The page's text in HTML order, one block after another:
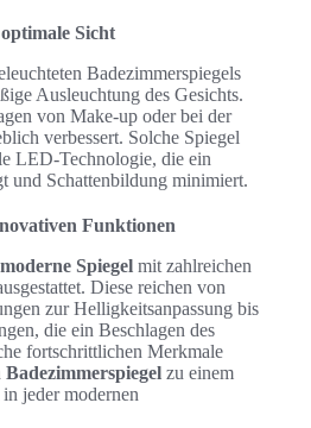
Sicht
Badezimmerspiegels
Ausleuchtung des Gesichts.
von Make-up oder bei der
verbessert. Solche Spiegel
LED-Technologie, die ein
und Schattenbildung minimiert.
Funktionen
moderne Spiegel mit zahlreichen
Diese reichen von
zur Helligkeitsanpassung bis
die ein Beschlagen des
fortschrittlichen Merkmale
Badezimmerspiegel zu einem
jeder modernen